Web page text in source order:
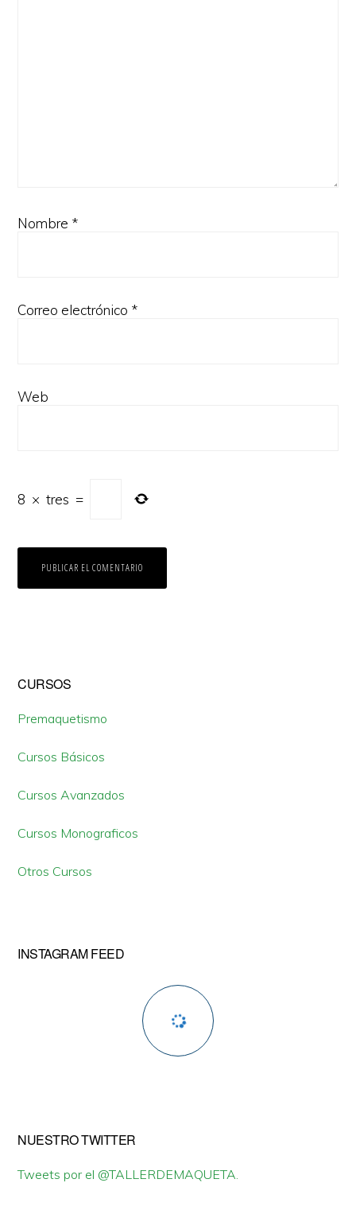
Nombre *
Correo electrónico *
Web
8 × tres =
Barra
lateral
primaria
CURSOS
Premaquetismo
Cursos Básicos
Cursos Avanzados
Cursos Monograficos
Otros Cursos
INSTAGRAM FEED
NUESTRO TWITTER
Tweets por el @TALLERDEMAQUETA.